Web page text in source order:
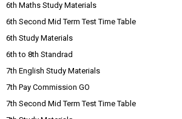
6th Maths Study Materials
6th Second Mid Term Test Time Table
6th Study Materials
6th to 8th Standrad
7th English Study Materials
7th Pay Commission GO
7th Second Mid Term Test Time Table